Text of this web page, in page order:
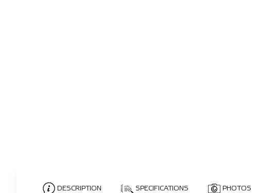
DESCRIPTION SPECIFICATIONS PHOTOS